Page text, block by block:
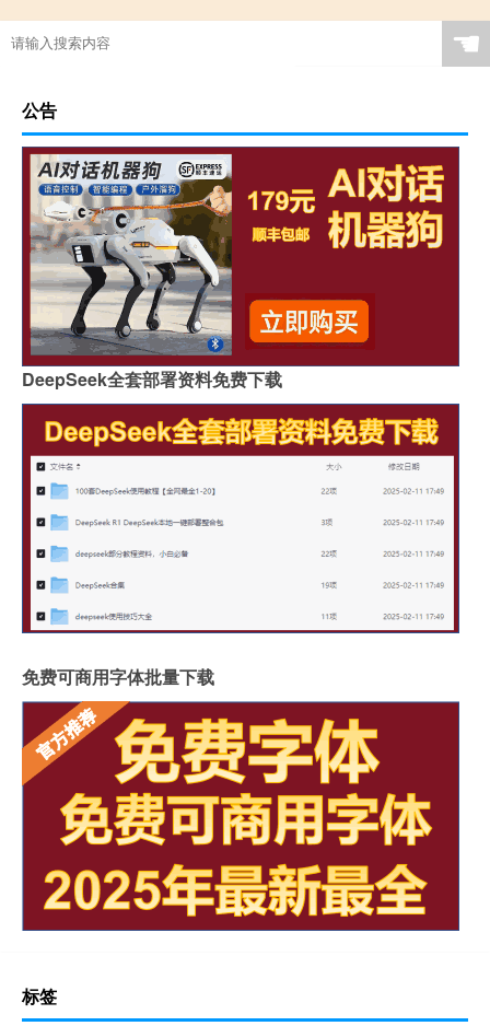
☚
公告
DeepSeek全套部署资料免费下载
免费可商用字体批量下载
标签